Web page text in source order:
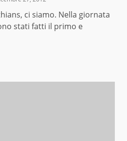
ci siamo. Nella giornata
stati fatti il primo e